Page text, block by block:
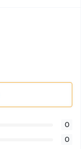
0
0